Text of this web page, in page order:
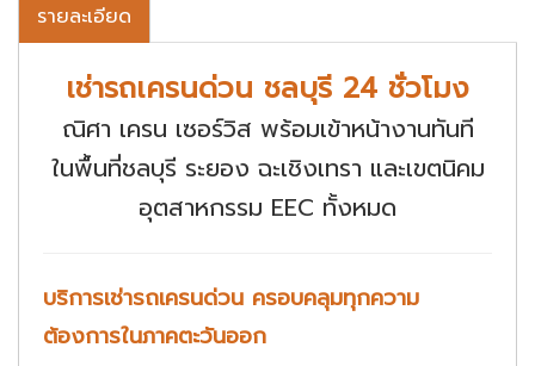
รายละเอียด
เช่ารถเครนด่วน ชลบุรี 24 ชั่วโมง
ณิศา เครน เซอร์วิส พร้อมเข้าหน้างานทันที
ในพื้นที่ชลบุรี ระยอง ฉะเชิงเทรา และเขตนิคม
อุตสาหกรรม EEC ทั้งหมด
บริการเช่ารถเครนด่วน ครอบคลุมทุกความ
ต้องการในภาคตะวันออก